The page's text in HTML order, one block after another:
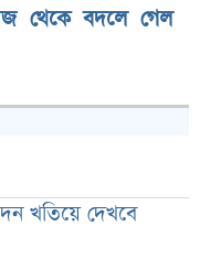
থেকে বদলে গেল
খতিয়ে দেখবে